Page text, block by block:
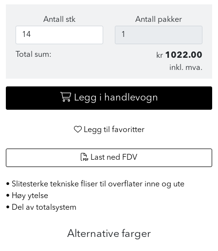
Antall stk Antall pakker
Total sum: kr 1022.00
inkl. mva.
Legg i handlevogn
Legg til favoritter
Last ned FDV
• Slitesterke tekniske fliser til overflater inne og ute
• Høy ytelse
• Del av totalsystem
Alternative farger